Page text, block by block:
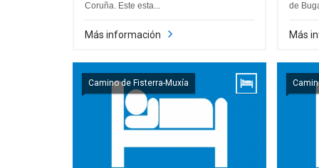
Coruña. Este esta...
Más información
de
Más
Camino de Fisterra-Muxía